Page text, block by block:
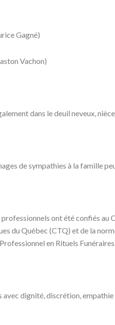
Gagné)
Vachon)
dans le deuil neveux,
de sympathies à la famille
professionnels ont été confiés
du Québec (CTQ) et de la
en Rituels
avec dignité, discrétion,